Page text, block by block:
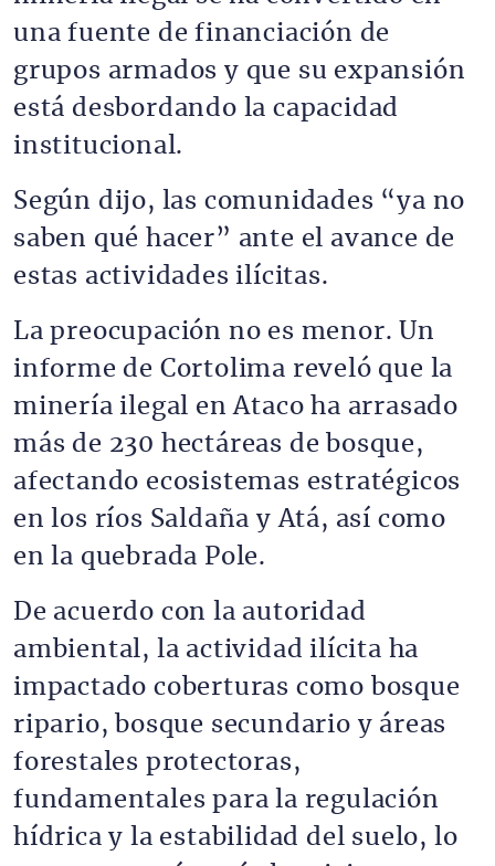
una fuente de financiación de
grupos armados y que su expansión
está desbordando la capacidad
institucional.
Según dijo, las comunidades “ya no
saben qué hacer” ante el avance de
estas actividades ilícitas.
La preocupación no es menor. Un
informe de Cortolima reveló que la
minería ilegal en Ataco ha arrasado
más de 230 hectáreas de bosque,
afectando ecosistemas estratégicos
en los ríos Saldaña y Atá, así como
en la quebrada Pole.
De acuerdo con la autoridad
ambiental, la actividad ilícita ha
impactado coberturas como bosque
ripario, bosque secundario y áreas
forestales protectoras,
fundamentales para la regulación
hídrica y la estabilidad del suelo, lo